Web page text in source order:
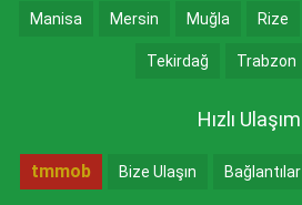
Manisa Mersin Muğla Rize
Tekirdağ Trabzon
Hızlı Ulaşım
tmmob Bize Ulaşın Bağlantılar